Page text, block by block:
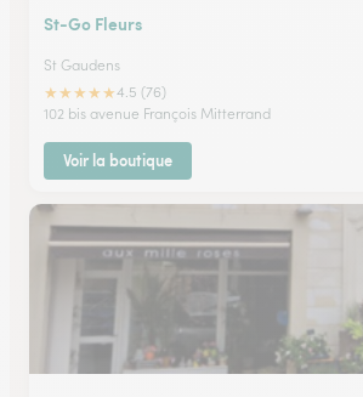
St-Go Fleurs
St Gaudens
★★★★★4.5 (76)
102 bis avenue François Mitterrand
Voir la boutique